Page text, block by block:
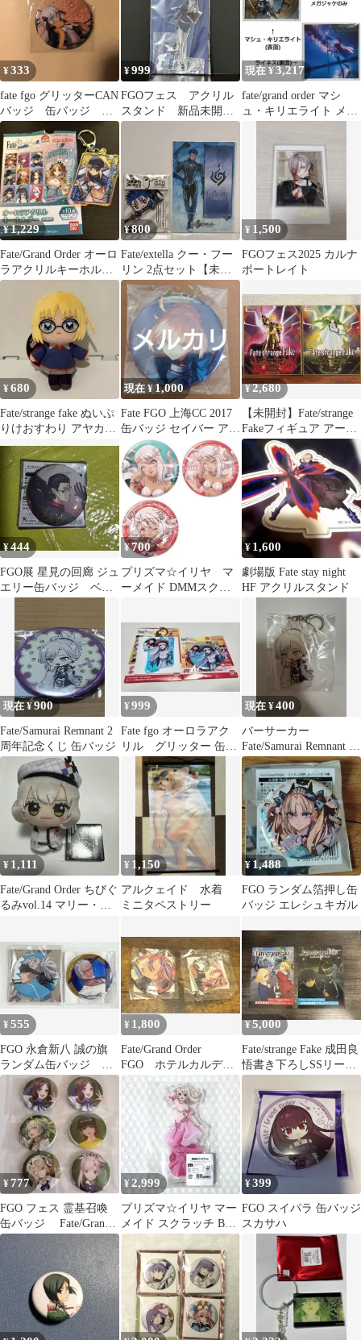
¥333
fate fgo グリッターCAN
バッジ 缶バッジ 沖
田総司 オルタ
¥999
FGOフェス アクリル
スタンド 新品未開
封 マルタ
現在 ¥ 3,217
fate/grand order マシ
ュ・キリエライト メガ
¥1,229
Fate/Grand Order オーロ
ラアクリルキーホルダ
ー XX
¥800
Fate/extella クー・フー
リン 2点セット【未開
封品】ランサー
¥ 1,500
FGOフェス2025 カルナ
ポートレイト
¥680
Fate/strange fake ぬいぷ
りけおすわり アヤカ・
サジョウ
現在 ¥1,000
Fate FGO 上海CC 2017
缶バッジ セイバー アル
トリア
¥2,680
⁠【未開封】Fate/strange
Fakeフィギュア アーチ
ャー ランサー⁠
¥444
FGO展 星見の回廊 ジュ
エリー缶バッジ ベリ
¥700
プリズマ☆イリヤ マ
ーメイド DMMスクラ
¥ 1,600
劇場版 Fate stay night
HF アクリルスタンド
現在 ¥900
Fate/Samurai Remnant 2
周年記念くじ 缶バッジ
¥999
Fate fgo オーロラアク
リル グリッター 缶バ
ッジ アナスタシア
現在 ¥400
バーサーカー
Fate/Samurai Remnant ア
クリルスタンド 武蔵
¥ 1,111
Fate/Grand Order ちびぐ
るみvol.14 マリー・オ
¥ 1,150
アルクェイド 水着
ミニタペストリー
¥ 1,488
FGO ランダム箔押し缶
バッジ エレシュキガル
¥555
FGO 永倉新八 誠の旗
ランダム缶バッジ ガ
チャメイト
¥ 1,800
Fate/Grand Order
FGO ホテルカルデ
ア 高杉晋作 ２点セ
ット
¥5,000
Fate/strange Fake 成田良
悟書き下ろしSSリーフ
レット 2点
¥ 777
FGO フェス 霊基召喚
缶バッジ Fate/Grand
Order フェイト
¥2,999
プリズマ☆イリヤ マー
メイド スクラッチ B賞
¥399
FGO スイパラ 缶バッジ
スカサハ